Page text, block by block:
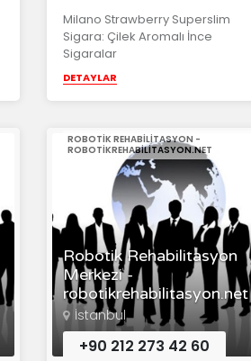
Milano Strawberry Superslim
Sigara: Çilek Aromalı İnce
Sigaralar
DETAYLAR
Robotik Rehabilitasyon
Merkezi -
robotikrehabilitasyon.net
ROBOTIK REHABILITASYON -
ROBOTIKREHABILITASYON.NET
İstanbul
+90 212 273 42 60